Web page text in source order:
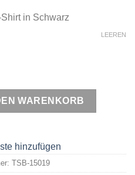
in Schwarz
LEEREN
Menge
WARENKORB
hinzufügen
TSB-15019